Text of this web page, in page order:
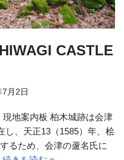
CASTLE
月2日
現地案内板 柏木城跡は会津
し、天正13（1585）年、桧
るため、会津の蘆名氏に